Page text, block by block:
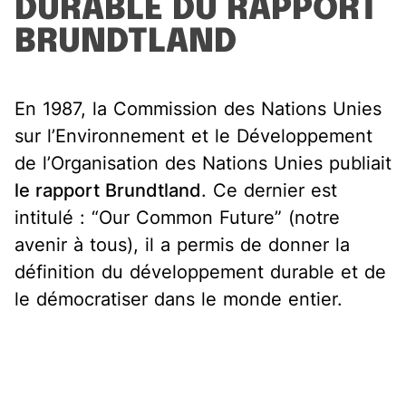
DURABLE DU RAPPORT
BRUNDTLAND
En 1987, la Commission des Nations Unies
sur l’Environnement et le Développement
de l’Organisation des Nations Unies publiait
le rapport Brundtland. Ce dernier est
intitulé : “Our Common Future” (notre
avenir à tous), il a permis de donner la
définition du développement durable et de
le démocratiser dans le monde entier.